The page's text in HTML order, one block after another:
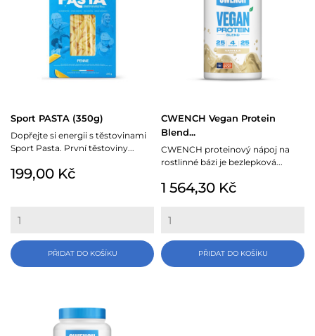
Sport PASTA (350g)
Dopřejte si energii s těstovinami
Sport Pasta. První těstoviny...
Cena
199,00 Kč
PŘIDAT DO KOŠÍKU
CWENCH Vegan Protein
Blend...
CWENCH proteinový nápoj na
rostlinné bázi je bezlepková...
Cena
1 564,30 Kč
PŘIDAT DO KOŠÍKU